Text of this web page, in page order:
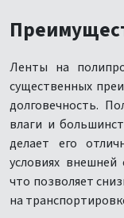
Ленты на
существенных
долговечность.
влаги и
делает его
условиях
что позволяет
на